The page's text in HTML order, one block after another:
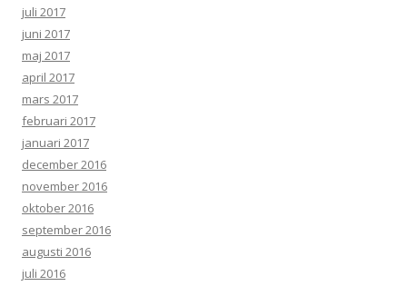
juli 2017
juni 2017
maj 2017
april 2017
mars 2017
februari 2017
januari 2017
december 2016
november 2016
oktober 2016
september 2016
augusti 2016
juli 2016